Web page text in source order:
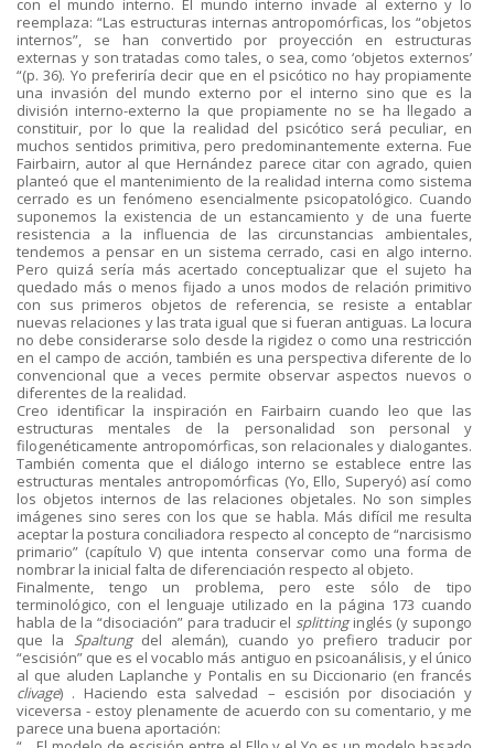
con el mundo interno. El mundo interno invade al externo y lo
reemplaza: “Las estructuras internas antropomórficas, los “objetos
internos”, se han convertido por proyección en estructuras
externas y son tratadas como tales, o sea, como ‘objetos externos’
“(p. 36). Yo preferiría decir que en el psicótico no hay propiamente
una invasión del mundo externo por el interno sino que es la
división interno-externo la que propiamente no se ha llegado a
constituir, por lo que la realidad del psicótico será peculiar, en
muchos sentidos primitiva, pero predominantemente externa. Fue
Fairbairn, autor al que Hernández parece citar con agrado, quien
planteó que el mantenimiento de la realidad interna como sistema
cerrado es un fenómeno esencialmente psicopatológico. Cuando
suponemos la existencia de un estancamiento y de una fuerte
resistencia a la influencia de las circunstancias ambientales,
tendemos a pensar en un sistema cerrado, casi en algo interno.
Pero quizá sería más acertado conceptualizar que el sujeto ha
quedado más o menos fijado a unos modos de relación primitivo
con sus primeros objetos de referencia, se resiste a entablar
nuevas relaciones y las trata igual que si fueran antiguas. La locura
no debe considerarse solo desde la rigidez o como una restricción
en el campo de acción, también es una perspectiva diferente de lo
convencional que a veces permite observar aspectos nuevos o
diferentes de la realidad.
Creo identificar la inspiración en Fairbairn cuando leo que las
estructuras mentales de la personalidad son personal y
filogenéticamente antropomórficas, son relacionales y dialogantes.
También comenta que el diálogo interno se establece entre las
estructuras mentales antropomórficas (Yo, Ello, Superyó) así como
los objetos internos de las relaciones objetales. No son simples
imágenes sino seres con los que se habla. Más difícil me resulta
aceptar la postura conciliadora respecto al concepto de “narcisismo
primario” (capítulo V) que intenta conservar como una forma de
nombrar la inicial falta de diferenciación respecto al objeto.
Finalmente, tengo un problema, pero este sólo de tipo
terminológico, con el lenguaje utilizado en la página 173 cuando
habla de la “disociación” para traducir el splittinginglés (y supongo
que la Spaltungdel alemán), cuando yo prefiero traducir por
“escisión” que es el vocablo más antiguo en psicoanálisis, y el único
al que aluden Laplanche y Pontalis en su Diccionario (en francés
clivage) . Haciendo esta salvedad – escisión por disociación y
viceversa - estoy plenamente de acuerdo con su comentario, y me
parece una buena aportación: